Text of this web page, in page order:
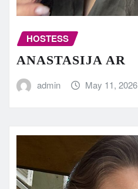
HOSTESS
ANASTASIJA AR
admin May 11, 2026